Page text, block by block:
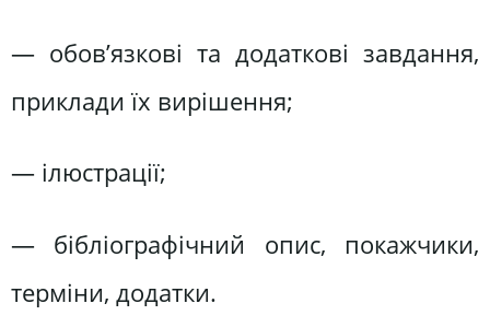
— обов’язкові та додаткові завдання,
приклади їх вирішення;
— ілюстрації;
— бібліографічний опис, покажчики,
терміни, додатки.